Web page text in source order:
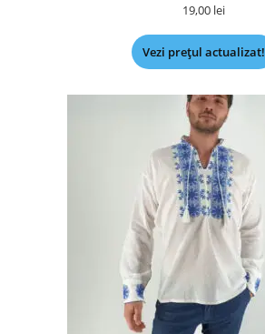
19,00 lei
Vezi prețul actualizat!